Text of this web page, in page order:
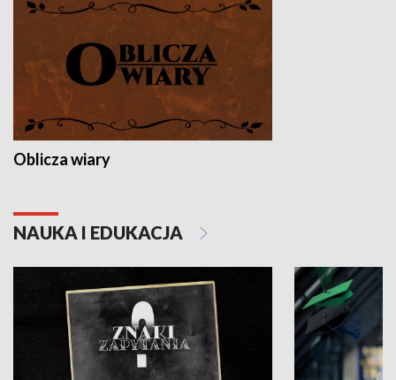
Oblicza wiary
NAUKA I EDUKACJA